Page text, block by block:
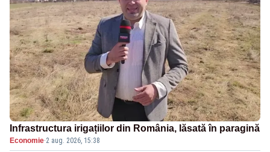
Infrastructura irigațiilor din România, lăsată în paragină
Economie·2 aug. 2026, 15:38